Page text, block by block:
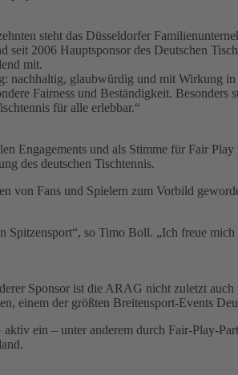
steht das Düsseldorfer
2006 Hauptsponsor des Deutschen
mit.
nachhaltig, glaubwürdig und mit Wirkung
Fairness und Beständigkeit. Besonders
für alle erlebbar.“
Engagements und als Stimme für Fair
des deutschen Tischtennis.
von Fans und Spielern zum Vorbild
so Timo Boll. „Ich freue mich
Sponsor ist die ARAG nicht zuletzt
einem der größten Breitensport-Events
ein – unter anderem durch Fair-Play-